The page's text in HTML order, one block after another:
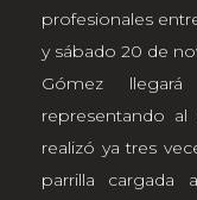
profesionales
y sábado 20 de
Gómez
representando al
realizó ya tres
parrilla cargada